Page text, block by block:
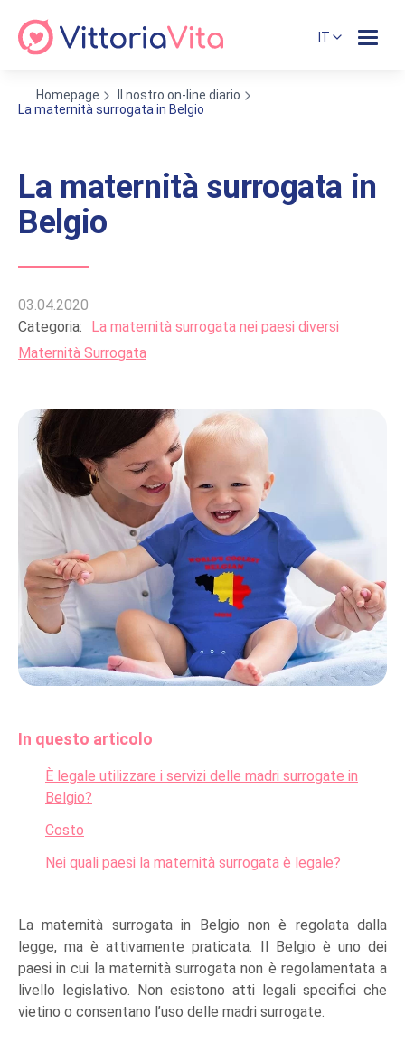
IT
Homepage
Il nostro on-line diario
La maternità surrogata in Belgio
La maternità surrogata in
Belgio
03.04.2020
Categoria:
La maternità surrogata nei paesi diversi
Maternità Surrogata
In questo articolo
È legale utilizzare i servizi delle madri surrogate in
Belgio?
Costo
Nei quali paesi la maternità surrogata è legale?
La maternità surrogata in Belgio non è regolata dalla
legge, ma è attivamente praticata. Il Belgio è uno dei
paesi in cui la maternità surrogata non è regolamentata a
livello legislativo. Non esistono atti legali specifici che
vietino o consentano l’uso delle madri surrogate.